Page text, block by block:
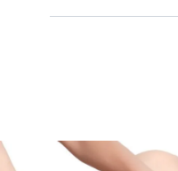
derinys efektyviai
standartu sausos